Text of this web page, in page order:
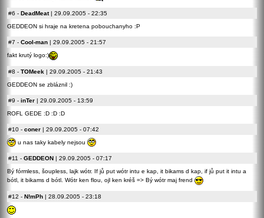
#6 - DeadMeat| 29.09.2005 - 22:35
GEDDEON si hraje na kretena pobouchanyho :P
#7 - Cool-man | 29.09.2005 - 21:57
fakt krutý logo:)
#8 - TOMeek | 29.09.2005 - 21:43
GEDDEON se zbláznil :)
#9 - inTer | 29.09.2005 - 13:59
ROFL GEDE :D :D :D
#10 - coner | 29.09.2005 - 07:42
u nas taky kabely nejsou
#11 - GEDDEON | 29.09.2005 - 07:17
Bý fórmless, šoupless, lajk wótr. If jů put wótr intu e kap, it bikams d kap, if jů put it intu a
bótl, it bikams d bótl. Wótr ken flou, ojl ken kréš => Bý wótr maj frend
#12 - N!mPh | 28.09.2005 - 23:18